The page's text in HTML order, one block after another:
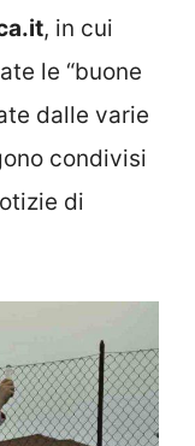
, in cui
le “buone
dalle varie
condivisi
di